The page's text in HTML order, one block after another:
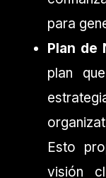
para
Plan de
plan
Esto
visión